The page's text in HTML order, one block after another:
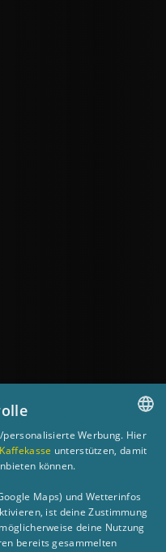
GERMAN
Werbung. Hier
unterstützen, damit
können.
Maps) und Wetterinfos
ist deine Zustimmung
deine Nutzung
bereits gesammelten